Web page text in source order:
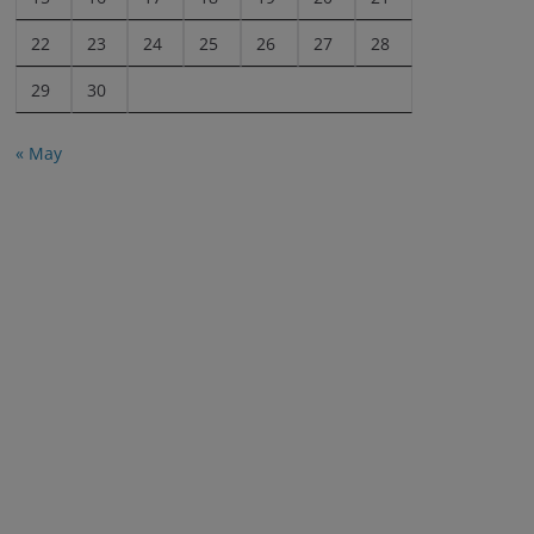
22 23 24 25 26 27 28
29 30
« May